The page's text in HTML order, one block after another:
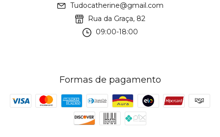
Tudocatherine@gmail.com
Rua da Graça, 82
09:00-18:00
Formas de pagamento